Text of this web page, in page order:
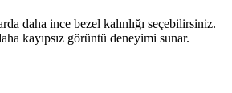
daha ince bezel kalınlığı seçebilirsiniz.
kayıpsız görüntü deneyimi sunar.